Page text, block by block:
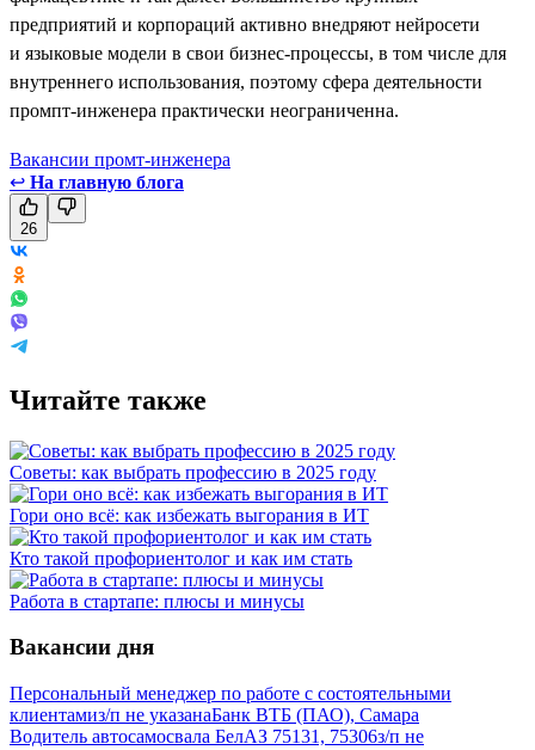
предприятий и корпораций активно внедряют нейросети
и языковые модели в свои бизнес-процессы, в том числе для
внутреннего использования, поэтому сфера деятельности
промпт-инженера практически неограниченна.
Вакансии промт-инженера
↩ На главную блога
26
Читайте также
Советы: как выбрать профессию в 2025 году
Гори оно всё: как избежать выгорания в ИТ
Кто такой профориентолог и как им стать
Работа в стартапе: плюсы и минусы
Вакансии дня
Персональный менеджер по работе с состоятельными
клиентамиз/п не указанаБанк ВТБ (ПАО), Самара
Водитель автосамосвала БелАЗ 75131, 75306з/п не